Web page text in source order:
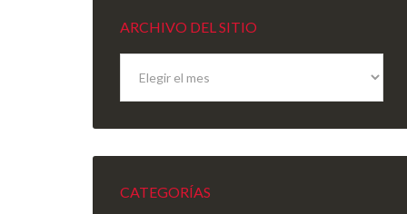
ARCHIVO DEL SITIO
sitio
CATEGORÍAS